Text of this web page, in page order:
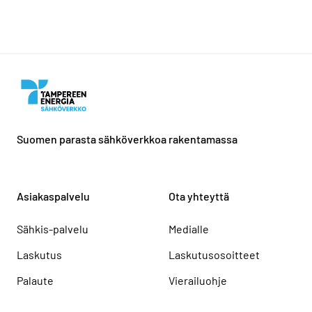
Suomen parasta sähköverkkoa rakentamassa
Asiakaspalvelu
Sähkis-palvelu
Laskutus
Palaute
Ota yhteyttä
Medialle
Laskutusosoitteet
Vierailuohje